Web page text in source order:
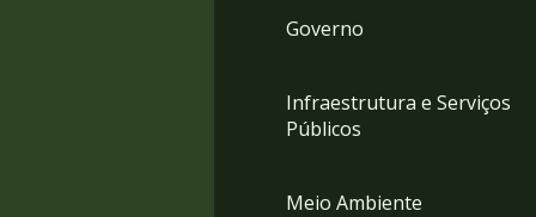
Governo
Infraestrutura e Serviços
Públicos
Meio Ambiente